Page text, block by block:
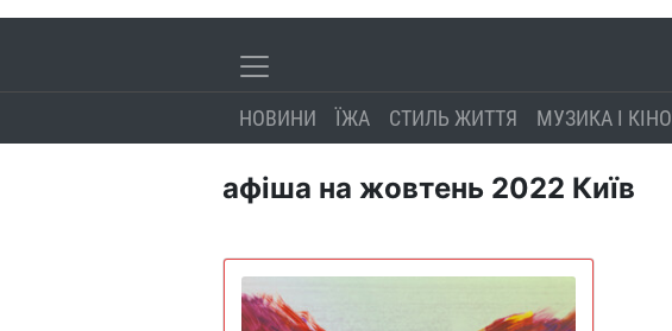
НОВИНИ ЇЖА СТИЛЬ ЖИТТЯ МУЗИКА І КІНО
афіша на жовтень 2022 Київ